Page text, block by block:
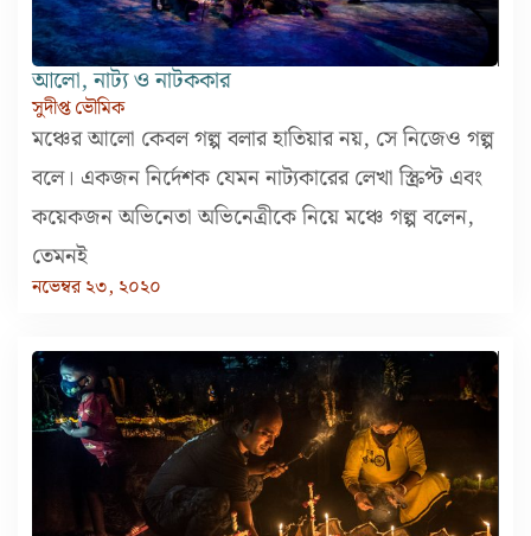
আলো, নাট্য ও নাটককার
সুদীপ্ত ভৌমিক
মঞ্চের আলো কেবল গল্প বলার হাতিয়ার নয়, সে নিজেও গল্প
বলে। একজন নির্দেশক যেমন নাট্যকারের লেখা স্ক্রিপ্ট এবং
কয়েকজন অভিনেতা অভিনেত্রীকে নিয়ে মঞ্চে গল্প বলেন,
তেমনই
নভেম্বর ২৩, ২০২০